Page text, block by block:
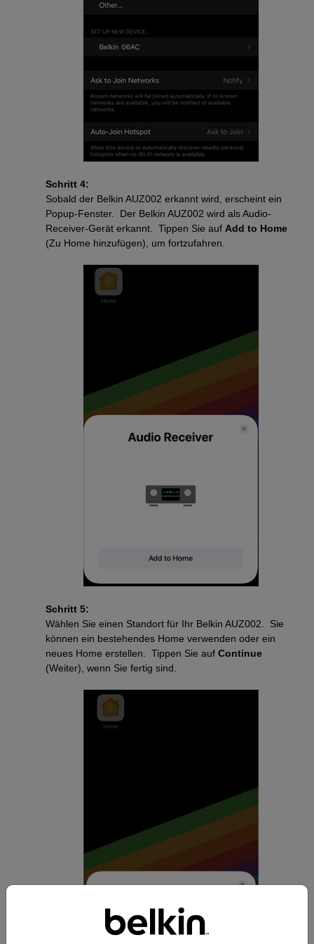
Schritt 4:
Sobald der Belkin AUZ002 erkannt wird, erscheint ein
Popup-Fenster. Der Belkin AUZ002 wird als Audio-
Receiver-Gerät erkannt. Tippen Sie auf Add to Home
(Zu Home hinzufügen), um fortzufahren.
Schritt 5:
Wählen Sie einen Standort für Ihr Belkin AUZ002. Sie
können ein bestehendes Home verwenden oder ein
neues Home erstellen. Tippen Sie auf Continue
(Weiter), wenn Sie fertig sind.